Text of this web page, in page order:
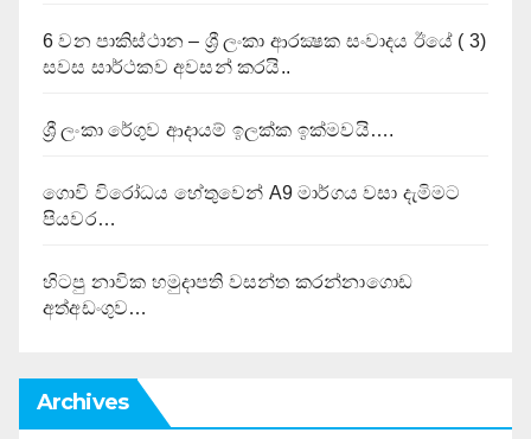
6 වන පාකිස්ථාන – ශ්‍රී ලංකා ආරක්‍ෂක සංවාදය ඊයේ ( 3)
සවස සාර්ථකව අවසන් කරයි..
ශ්‍රී ලංකා රේගුව ආදායම් ඉලක්ක ඉක්මවයි….
ගොවි විරෝධය හේතුවෙන් A9 මාර්ගය වසා දැමිමට
පියවර…
හිටපු නාවික හමුදාපති වසන්ත කරන්නාගොඩ
අත්අඩංගුව…
Archives